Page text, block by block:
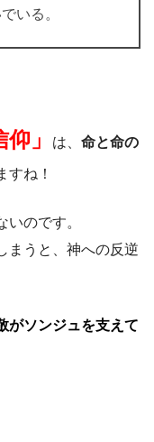
いる。
仰」 は、 命と命の
すね！
のです。
まうと、神への反逆
がソンジュを支えて